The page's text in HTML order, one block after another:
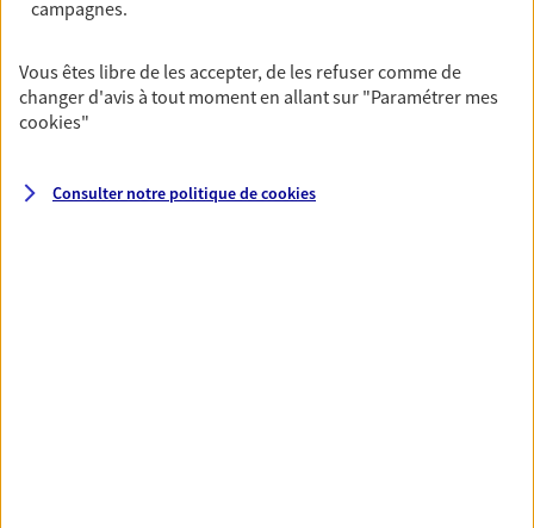
campagnes.
Vous êtes libre de les accepter, de les refuser comme de
changer d'avis à tout moment en allant sur "Paramétrer mes
cookies"
Consulter notre politique decookies